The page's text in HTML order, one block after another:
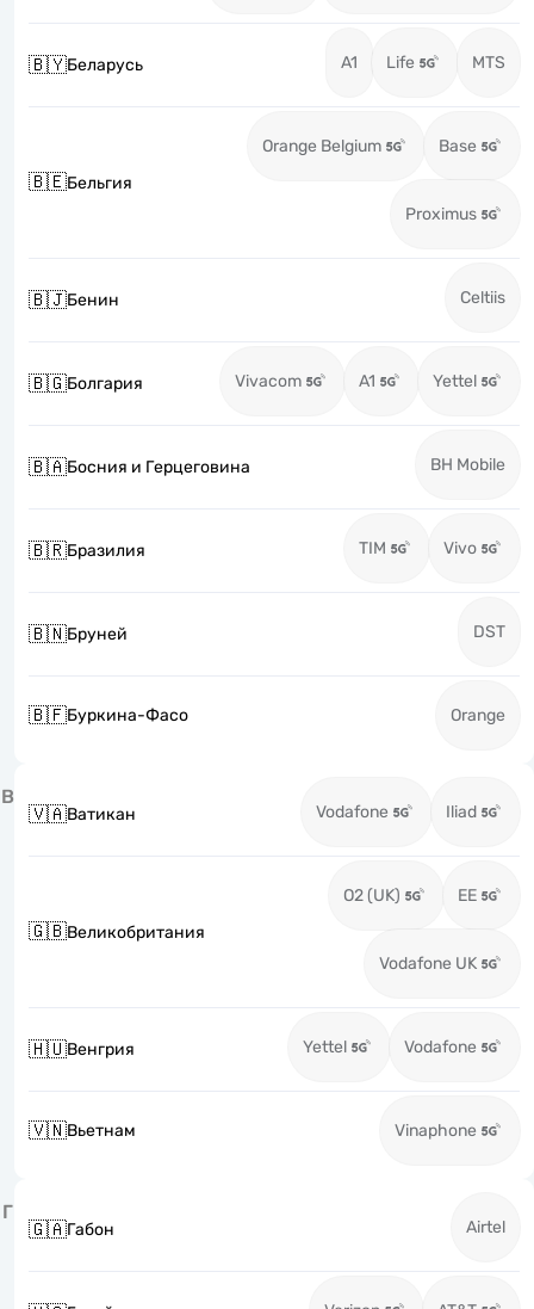
🇧🇾Беларусь A1 Life MTS
🇧🇪Бельгия
Orange Belgium Base
Proximus
🇧🇯Бенин Celtiis
🇧🇬Болгария Vivacom A1 Yettel
🇧🇦Босния и Герцеговина BH Mobile
🇧🇷Бразилия TIM Vivo
🇧🇳Бруней DST
🇧🇫Буркина-Фасо Orange
В
🇻🇦Ватикан Vodafone Iliad
🇬🇧Великобритания
O2 (UK) EE
Vodafone UK
🇭🇺Венгрия Yettel Vodafone
🇻🇳Вьетнам Vinaphone
Г
🇬🇦Габон Airtel